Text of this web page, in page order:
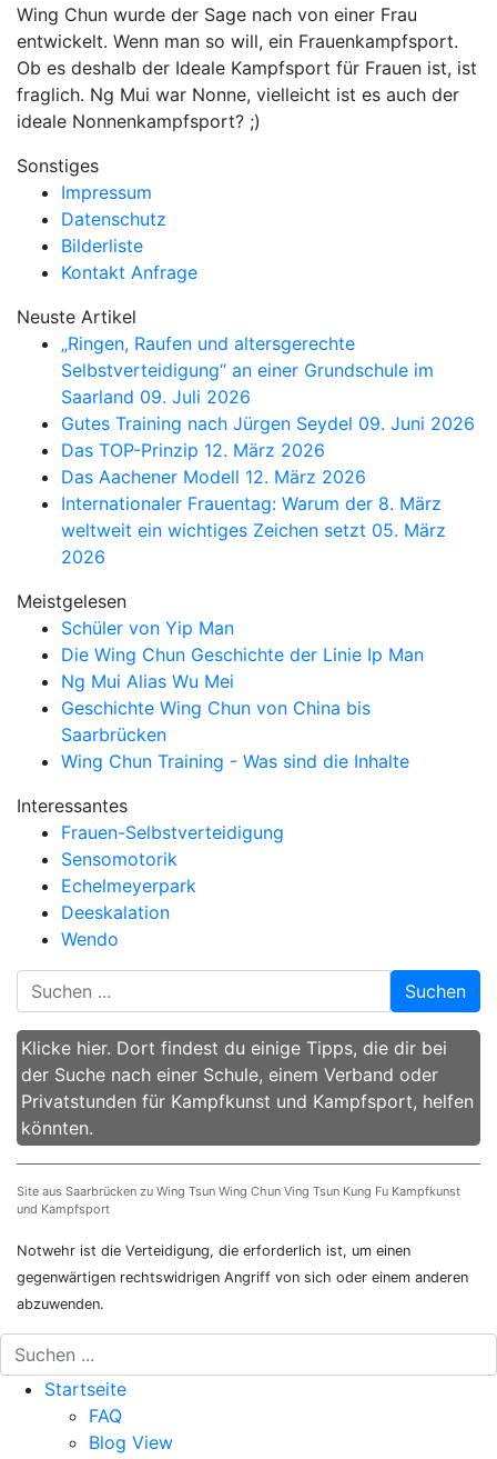
Wing Chun wurde der Sage nach von einer Frau
entwickelt. Wenn man so will, ein Frauenkampfsport.
Ob es deshalb der Ideale Kampfsport für Frauen ist, ist
fraglich. Ng Mui war Nonne, vielleicht ist es auch der
ideale Nonnenkampfsport? ;)
Sonstiges
Impressum
Datenschutz
Bilderliste
Kontakt Anfrage
Neuste Artikel
„Ringen, Raufen und altersgerechte
Selbstverteidigung“ an einer Grundschule im
Saarland 09. Juli 2026
Gutes Training nach Jürgen Seydel 09. Juni 2026
Das TOP-Prinzip 12. März 2026
Das Aachener Modell 12. März 2026
Internationaler Frauentag: Warum der 8. März
weltweit ein wichtiges Zeichen setzt 05. März
2026
Meistgelesen
Schüler von Yip Man
Die Wing Chun Geschichte der Linie Ip Man
Ng Mui Alias Wu Mei
Geschichte Wing Chun von China bis
Saarbrücken
Wing Chun Training - Was sind die Inhalte
Interessantes
Frauen-Selbstverteidigung
Sensomotorik
Echelmeyerpark
Deeskalation
Wendo
Suchen
Klicke hier. Dort findest du einige Tipps, die dir bei
der Suche nach einer Schule, einem Verband oder
Privatstunden für Kampfkunst und Kampfsport, helfen
könnten.
Site aus Saarbrücken zu Wing Tsun Wing Chun Ving Tsun Kung Fu Kampfkunst
und Kampfsport
Notwehr ist die Verteidigung, die erforderlich ist, um einen
gegenwärtigen rechtswidrigen Angriff von sich oder einem anderen
abzuwenden.
Startseite
FAQ
Blog View